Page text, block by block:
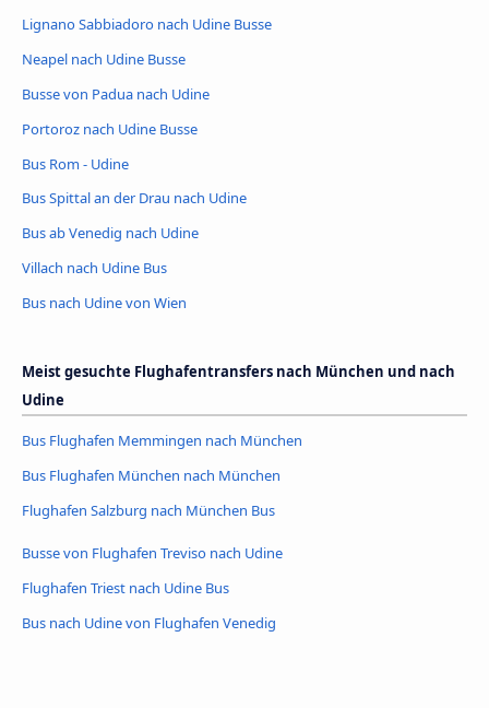
Lignano Sabbiadoro nach Udine Busse
Neapel nach Udine Busse
Busse von Padua nach Udine
Portoroz nach Udine Busse
Bus Rom - Udine
Bus Spittal an der Drau nach Udine
Bus ab Venedig nach Udine
Villach nach Udine Bus
Bus nach Udine von Wien
Meist gesuchte Flughafentransfers nach München und nach
Udine
Bus Flughafen Memmingen nach München
Bus Flughafen München nach München
Flughafen Salzburg nach München Bus
Busse von Flughafen Treviso nach Udine
Flughafen Triest nach Udine Bus
Bus nach Udine von Flughafen Venedig